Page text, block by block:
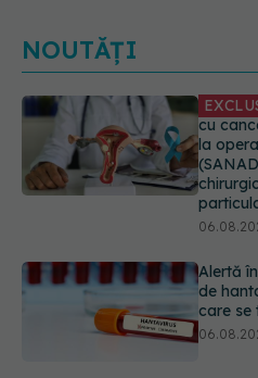
NOUTĂȚI
Alertă
de
care se
putea